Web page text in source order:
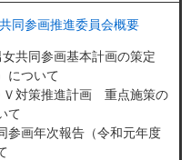
同参画推進委員会概要
共同参画基本計画の策定
について
Ｖ対策推進計画 重点施策の
て
参画年次報告（令和元年度